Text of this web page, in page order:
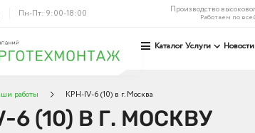
Пн-Пт: 9:00-18:00 Производство
Работаем по
Каталог Услуги Новости
работы КРН-IV-6 (10) в г. Москва
6 (10) В Г. МОСКВУ